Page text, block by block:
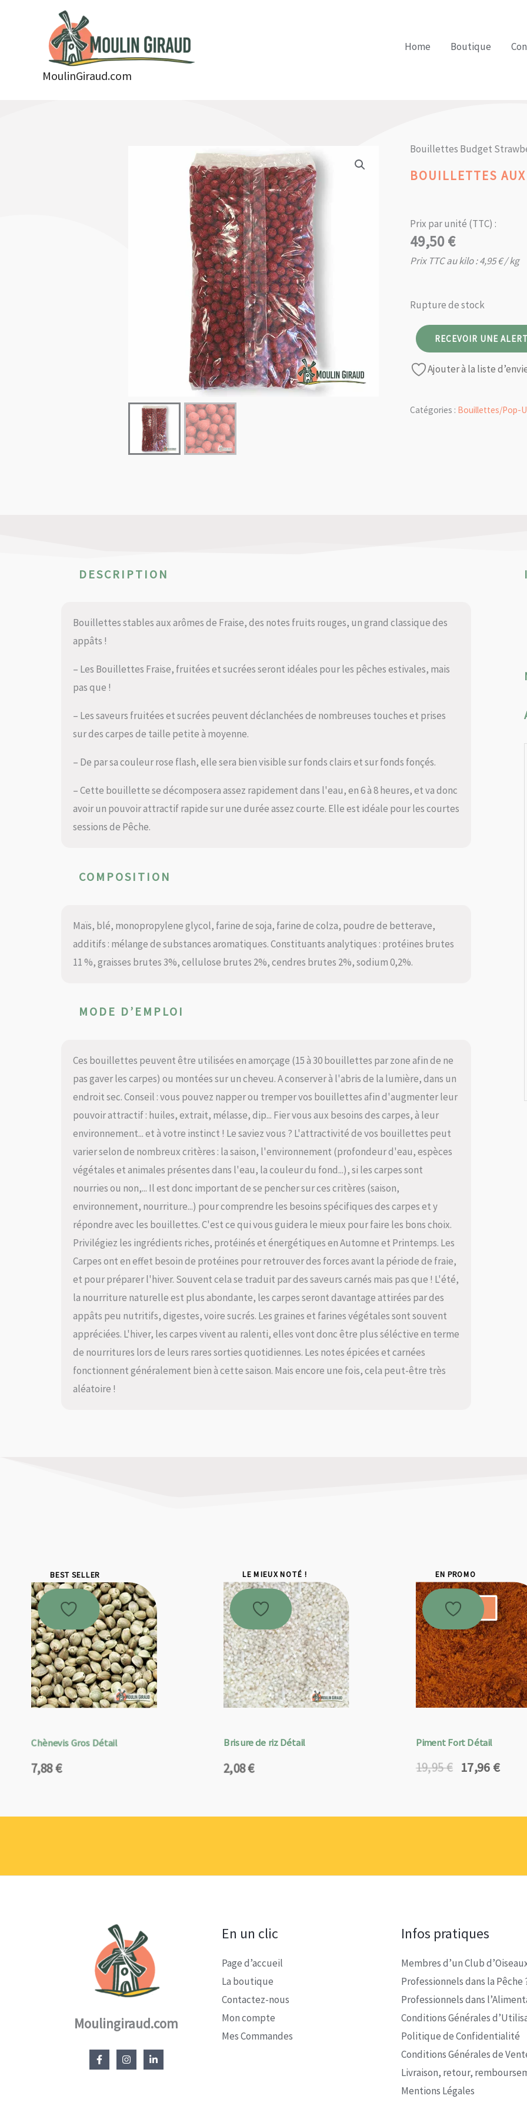
MoulinGiraud.com
Home Boutique
Bouillettes Budget
BOUILLETTES
Prix par unité (TTC) :
49,50€
Prix TTC au kilo :4,95€/ kg
Rupture de stock
RECEVOIR UNE
Ajouter à la liste
Catégories : Bouillettes/Pop-
DESCRIPTION
Bouillettes stables aux arômes de Fraise, des notes fruits rouges, un grand classique des
appâts !
– Les Bouillettes Fraise, fruitées et sucrées seront idéales pour les pêches estivales, mais
pas que !
– Les saveurs fruitées et sucrées peuvent déclanchées de nombreuses touches et prises
sur des carpes de taille petite à moyenne.
– De par sa couleur rose flash, elle sera bien visible sur fonds clairs et sur fonds fonçés.
– Cette bouillette se décomposera assez rapidement dans l'eau, en 6 à 8 heures, et va donc
avoir un pouvoir attractif rapide sur une durée assez courte. Elle est idéale pour les courtes
sessions de Pêche.
COMPOSITION
Maïs, blé, monopropylene glycol, farine de soja, farine de colza, poudre de betterave,
additifs : mélange de substances aromatiques. Constituants analytiques : protéines brutes
11 %, graisses brutes 3%, cellulose brutes 2%, cendres brutes 2%, sodium 0,2%.
MODE D’EMPLOI
Ces bouillettes peuvent être utilisées en amorçage (15 à 30 bouillettes par zone afin de ne
pas gaver les carpes) ou montées sur un cheveu. A conserver à l'abris de la lumière, dans un
endroit sec. Conseil : vous pouvez napper ou tremper vos bouillettes afin d'augmenter leur
pouvoir attractif : huiles, extrait, mélasse, dip... Fier vous aux besoins des carpes, à leur
environnement... et à votre instinct ! Le saviez vous ? L'attractivité de vos bouillettes peut
varier selon de nombreux critères : la saison, l'environnement (profondeur d'eau, espèces
végétales et animales présentes dans l'eau, la couleur du fond...), si les carpes sont
nourries ou non,... Il est donc important de se pencher sur ces critères (saison,
environnement, nourriture...) pour comprendre les besoins spécifiques des carpes et y
répondre avec les bouillettes. C'est ce qui vous guidera le mieux pour faire les bons choix.
Privilégiez les ingrédients riches, protéinés et énergétiques en Automne et Printemps. Les
Carpes ont en effet besoin de protéines pour retrouver des forces avant la période de fraie,
et pour préparer l'hiver. Souvent cela se traduit par des saveurs carnés mais pas que ! L'été,
la nourriture naturelle est plus abondante, les carpes seront davantage attirées par des
appâts peu nutritifs, digestes, voire sucrés. Les graines et farines végétales sont souvent
appréciées. L'hiver, les carpes vivent au ralenti, elles vont donc être plus séléctive en terme
de nourritures lors de leurs rares sorties quotidiennes. Les notes épicées et carnées
fonctionnent généralement bien à cette saison. Mais encore une fois, cela peut-être très
aléatoire !
BEST SELLER
Chènevis Gros Détail
7,88€
LE MIEUX NOTÉ !
Brisure de riz Détail
2,08€
EN PROMO
Promo !
Piment Fort Détail
19,95€
Le
était :
17,96 €
Le
est :
Moulingiraud.com
En un clic
Page d’accueil
La boutique
Contactez-nous
Mon compte
Mes Commandes
Infos pratiques
Membres d’un Club
Professionnels dans la Pêche
Professionnels dans
Conditions Générales
Politique de Confidentialité
Conditions Générales de
Livraison, retour,
Mentions Légales